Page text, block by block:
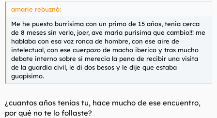
amarie rebuznó:
Me he puesto burrisima con un primo de 15 años, tenia cerca
de 8 meses sin verlo, joer, ave maria purisima que cambio!!! me
hablaba con esa voz ronca de hombre, con ese aire de
intelectual, con ese cuerpazo de macho iberico y tras mucho
debate interno sobre si merecia la pena de recibir una visita
de la guardia civil, le di dos besos y le dije que estaba
guapísimo.
¿cuantos años tenias tu, hace mucho de ese encuentro,
por qué no te lo follaste?